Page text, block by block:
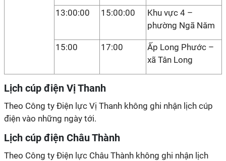
13:00:00 15:00:00
Khu vực 4 –
phường Ngã Năm
15:00 17:00
Ấp Long Phước –
xã Tân Long
Lịch cúp điện Vị Thanh
Theo Công ty Điện lực Vị Thanh không ghi nhận lịch cúp
điện vào những ngày tới.
Lịch cúp điện Châu Thành
Theo Công ty Điện lực Châu Thành không ghi nhận lịch